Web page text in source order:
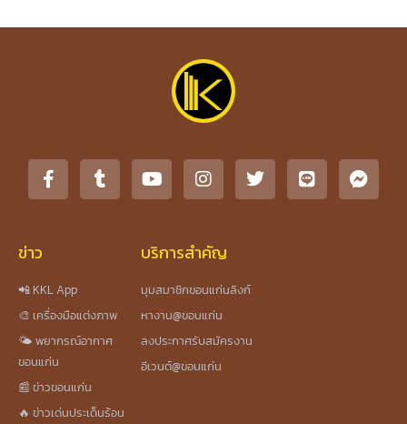
ข่าว
📲 KKL App
🎨 เครื่องมือแต่งภาพ
🌤️ พยากรณ์อากาศ
ขอนแก่น
📰 ข่าวขอนแก่น
🔥 ข่าวเด่นประเด็นร้อน
บริการสำคัญ
มุมสมาชิกขอนแก่นลิงก์
หางาน@ขอนแก่น
ลงประกาศรับสมัครงาน
อีเวนต์@ขอนแก่น